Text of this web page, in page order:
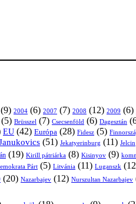
(9) 2004 (6) 2007 (7) 2008 (12) 2009 (6)
(5) Brüsszel (7) Csecsenföld (6) Dagesztán
EU (42) Európa (28) Fidesz (5)
(51) Jekatyerinburg (11) Jelcin
(19) Kirill pátriárka (8) Kisinyov (9)
Párt (5) Litvánia (11) Luganszk
(20) Nazarbajev (12) Nurszultan Nazarbajev